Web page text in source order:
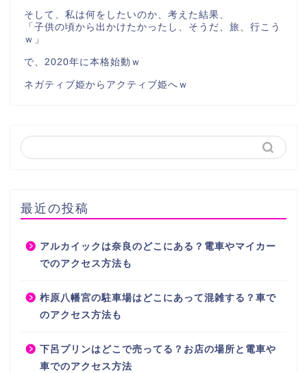
そして、私は何をしたいのか、考えた結果、
「子供の頃から出かけたかったし、そうだ、旅、行こう
ｗ」
で、2020年に本格始動ｗ
ネガティブ姫からアクティブ姫へｗ
最近の投稿
アルカイックは奈良のどこにある？電車やマイカー
でのアクセス方法も
柞原八幡宮の駐車場はどこにあって混雑する？車で
のアクセス方法も
下呂プリンはどこで売ってる？お店の場所と電車や
車でのアクセス方法